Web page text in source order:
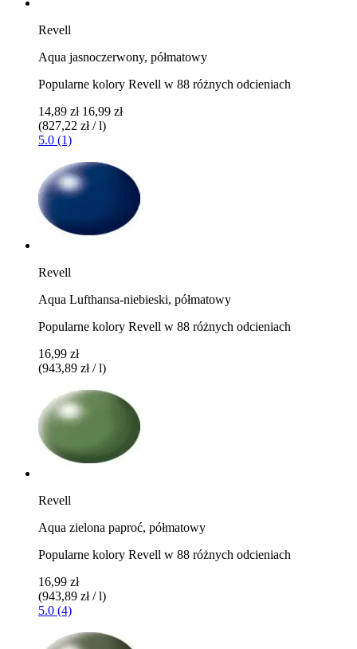
Revell
Aqua jasnoczerwony, półmatowy
Popularne kolory Revell w 88 różnych odcieniach
14,89 zł 16,99 zł
(827,22 zł / l)
5.0 (1)
Revell
Aqua Lufthansa-niebieski, półmatowy
Popularne kolory Revell w 88 różnych odcieniach
16,99 zł
(943,89 zł / l)
Revell
Aqua zielona paproć, ​​półmatowy
Popularne kolory Revell w 88 różnych odcieniach
16,99 zł
(943,89 zł / l)
5.0 (4)